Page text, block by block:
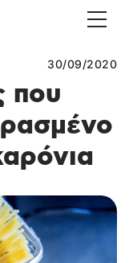
30/09/2020
που